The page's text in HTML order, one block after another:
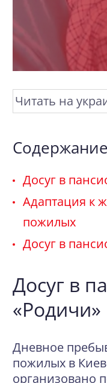
Читать на
Содержание
Досуг в
Адаптация к
пожилых
Досуг в
Досуг в
Дневное
пожилых в
организовано